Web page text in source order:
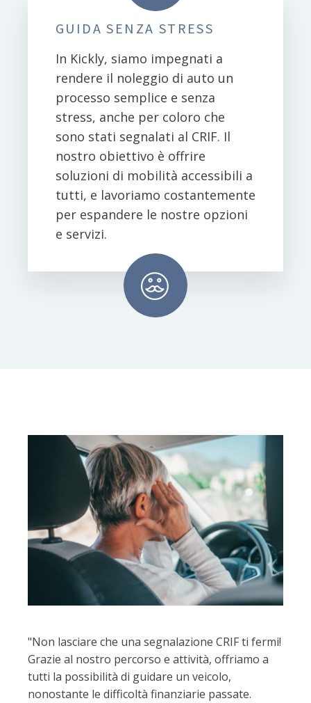
GUIDA SENZA STRESS
In Kickly, siamo impegnati a
rendere il noleggio di auto un
processo semplice e senza
stress, anche per coloro che
sono stati segnalati al CRIF. Il
nostro obiettivo è offrire
soluzioni di mobilità accessibili a
tutti, e lavoriamo costantemente
per espandere le nostre opzioni
e servizi.
"Non lasciare che una segnalazione CRIF ti fermi!
Grazie al nostro percorso e attività, offriamo a
tutti la possibilità di guidare un veicolo,
nonostante le difficoltà finanziarie passate.